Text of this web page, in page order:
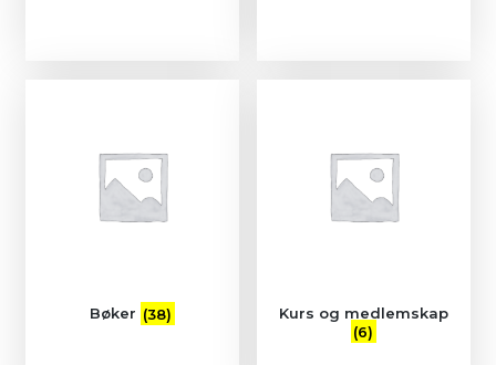
Bøker (38)
Kurs og medlemskap
(6)